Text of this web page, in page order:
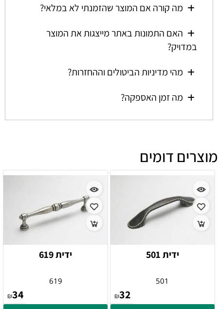
מה קורה אם המוצר שהזמנתי לא במלאי?
האם התמונות באתר מייצגות את המוצר
במדויק?
מהי מדיניות הביטולים וההחזרות?
מה זמן האספקה?
מוצרים דומים
ידית 501
501
₪32
ידית 619
619
₪34